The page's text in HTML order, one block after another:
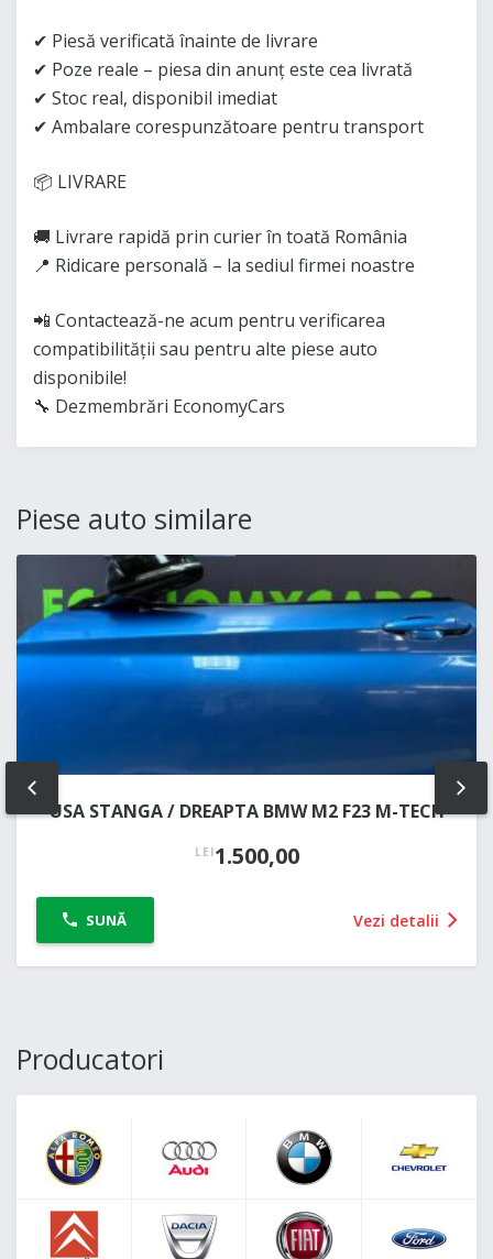
✔ Piesă verificată înainte de livrare
✔ Poze reale – piesa din anunț este cea livrată
✔ Stoc real, disponibil imediat
✔ Ambalare corespunzătoare pentru transport
📦 LIVRARE
🚚 Livrare rapidă prin curier în toată România
📍 Ridicare personală – la sediul firmei noastre
📲 Contactează-ne acum pentru verificarea
compatibilității sau pentru alte piese auto
disponibile!
🔧 Dezmembrări EconomyCars
Piese auto similare
USA STANGA / DREAPTA BMW M2 F23 M-TECH
LEI1.500,00
SUNĂ Vezi detalii
PREV
Producatori